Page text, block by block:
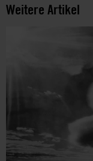
Weitere Artikel